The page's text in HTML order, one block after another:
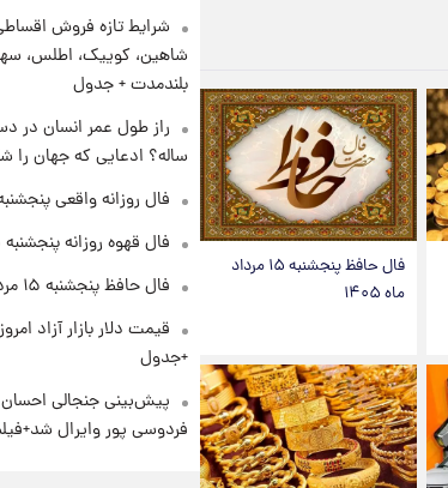
فال حافظ پنجشنبه ۱۵ مرداد
ماه ۱۴۰۵
شرایط تازه فروش
شاهین، کوییک، اطلس،
بلندمدت + جدول
ساله؟ ادعایی که جهان را
فال روزانه واقعی پنجشنبه ۱۵ مرداد
فال قهوه روزانه پنجشنبه ۱۵ مرداد ماه ۱۴۰۵
فال حافظ پنجشنبه ۱۵ مرداد ماه ۱۴۰۵
+جدول
پیش‌بینی جنجالی احسان
فردوسی پور وایرال